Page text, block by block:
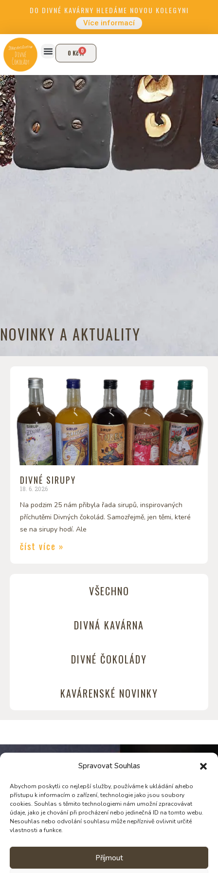
Spravovat Souhlas
Abychom poskytli co nejlepší služby, používáme k ukládání a/nebo
přístupu k informacím o zařízení, technologie jako jsou soubory
cookies. Souhlas s těmito technologiemi nám umožní zpracovávat
údaje, jako je chování při procházení nebo jedinečná ID na tomto webu.
Nesouhlas nebo odvolání souhlasu může nepříznivě ovlivnit určité
vlastnosti a funkce.
Příjmout
DO DIVNÉ KAVÁRNY HLEDÁME NOVOU KOLEGYNI
Více informací
0 Kč 0
NOVINKY A AKTUALITY
DIVNÉ SIRUPY
18. 6. 2026
Na podzim 25 nám přibyla řada sirupů, inspirovaných
příchutěmi Divných čokolád. Samozřejmě, jen těmi, které
se na sirupy hodí. Ale
číst více »
VŠECHNO
DIVNÁ KAVÁRNA
DIVNÉ ČOKOLÁDY
KAVÁRENSKÉ NOVINKY